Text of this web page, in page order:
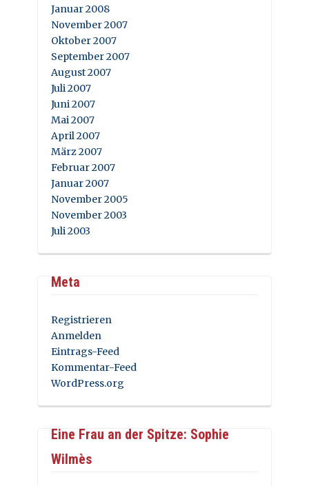
Januar 2008
November 2007
Oktober 2007
September 2007
August 2007
Juli 2007
Juni 2007
Mai 2007
April 2007
März 2007
Februar 2007
Januar 2007
November 2005
November 2003
Juli 2003
Meta
Registrieren
Anmelden
Eintrags-Feed
Kommentar-Feed
WordPress.org
Eine Frau an der Spitze: Sophie
Wilmès